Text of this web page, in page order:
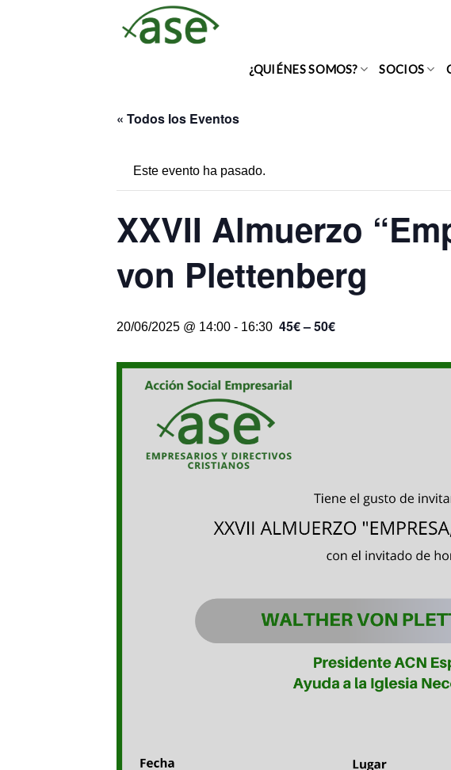
¿QUIÉNES SOMOS? SOCIOS
« Todos los Eventos
Este evento ha pasado.
XXVII Almuerzo
von Plettenberg
20/06/2025 @ 14:00 - 16:30 45€ – 50€